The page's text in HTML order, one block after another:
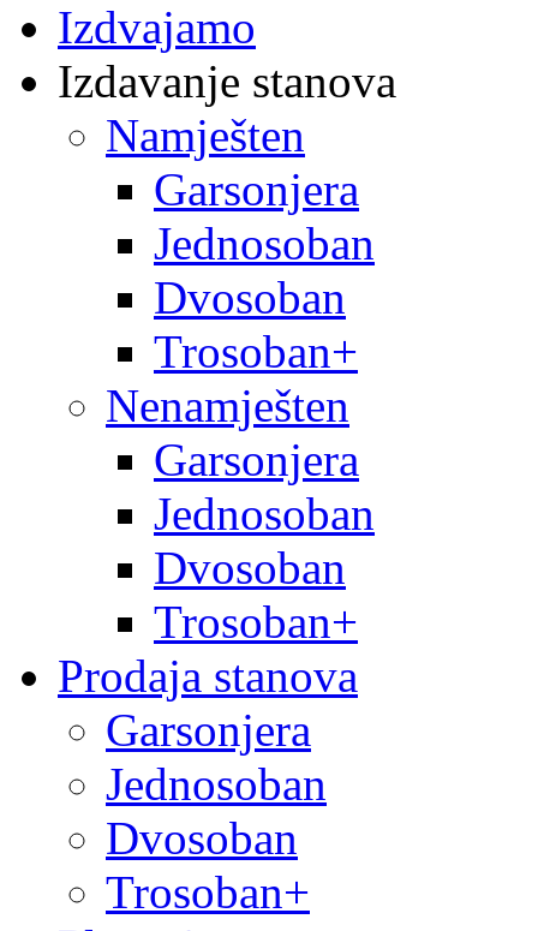
Izdvajamo
Izdavanje stanova
Namješten
Garsonjera
Jednosoban
Dvosoban
Trosoban+
Nenamješten
Garsonjera
Jednosoban
Dvosoban
Trosoban+
Prodaja stanova
Garsonjera
Jednosoban
Dvosoban
Trosoban+